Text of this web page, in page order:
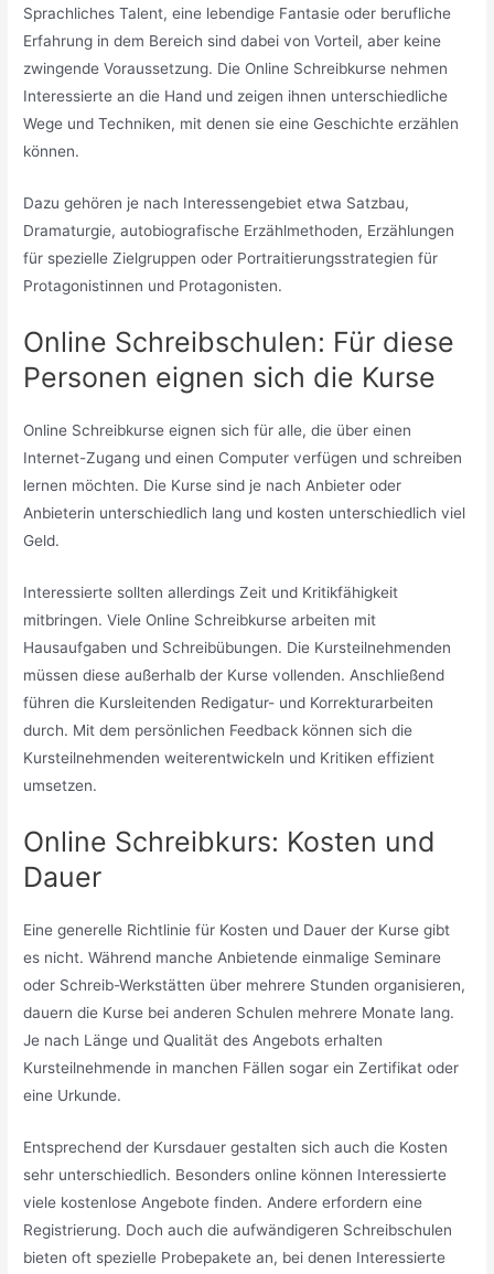
Sprachliches Talent, eine lebendige Fantasie oder berufliche
Erfahrung in dem Bereich sind dabei von Vorteil, aber keine
zwingende Voraussetzung. Die Online Schreibkurse nehmen
Interessierte an die Hand und zeigen ihnen unterschiedliche
Wege und Techniken, mit denen sie eine Geschichte erzählen
können.
Dazu gehören je nach Interessengebiet etwa Satzbau,
Dramaturgie, autobiografische Erzählmethoden, Erzählungen
für spezielle Zielgruppen oder Portraitierungsstrategien für
Protagonistinnen und Protagonisten.
Online Schreibschulen: Für diese
Personen eignen sich die Kurse
Online Schreibkurse eignen sich für alle, die über einen
Internet-Zugang und einen Computer verfügen und schreiben
lernen möchten. Die Kurse sind je nach Anbieter oder
Anbieterin unterschiedlich lang und kosten unterschiedlich viel
Geld.
Interessierte sollten allerdings Zeit und Kritikfähigkeit
mitbringen. Viele Online Schreibkurse arbeiten mit
Hausaufgaben und Schreibübungen. Die Kursteilnehmenden
müssen diese außerhalb der Kurse vollenden. Anschließend
führen die Kursleitenden Redigatur- und Korrekturarbeiten
durch. Mit dem persönlichen Feedback können sich die
Kursteilnehmenden weiterentwickeln und Kritiken effizient
umsetzen.
Online Schreibkurs: Kosten und
Dauer
Eine generelle Richtlinie für Kosten und Dauer der Kurse gibt
es nicht. Während manche Anbietende einmalige Seminare
oder Schreib-Werkstätten über mehrere Stunden organisieren,
dauern die Kurse bei anderen Schulen mehrere Monate lang.
Je nach Länge und Qualität des Angebots erhalten
Kursteilnehmende in manchen Fällen sogar ein Zertifikat oder
eine Urkunde.
Entsprechend der Kursdauer gestalten sich auch die Kosten
sehr unterschiedlich. Besonders online können Interessierte
viele kostenlose Angebote finden. Andere erfordern eine
Registrierung. Doch auch die aufwändigeren Schreibschulen
bieten oft spezielle Probepakete an, bei denen Interessierte